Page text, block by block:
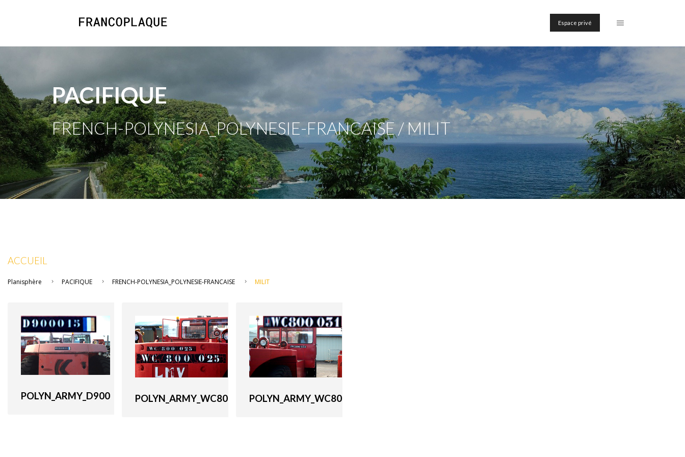
Espace privé
PACIFIQUE
FRENCH-POLYNESIA_POLYNESIE-FRANCAISE / MILIT
ACCUEIL
Planisphère PACIFIQUE FRENCH-POLYNESIA_POLYNESIE-FRANCAISE MILIT
POLYN_ARMY_D900 POLYN_ARMY_WC80 POLYN_ARMY_WC80